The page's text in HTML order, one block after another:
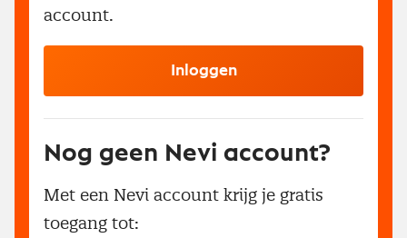
account.
Inloggen
Nog geen Nevi account?
Met een Nevi account krijg je gratis
toegang tot: